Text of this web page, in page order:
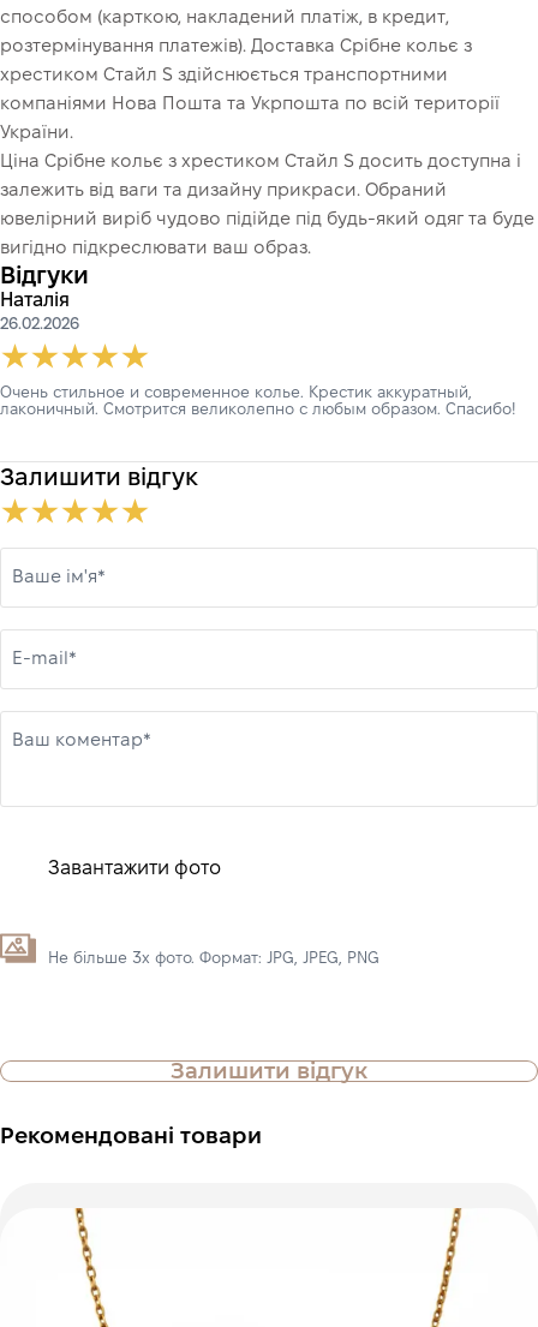
способом (карткою, накладений платіж, в кредит,
розтермінування платежів). Доставка Срібне кольє з
хрестиком Стайл S здійснюється транспортними
компаніями Нова Пошта та Укрпошта по всій території
України.
Ціна Срібне кольє з хрестиком Стайл S досить доступна і
залежить від ваги та дизайну прикраси. Обраний
ювелірний виріб чудово підійде під будь-який одяг та буде
вигідно підкреслювати ваш образ.
Відгуки
Наталія
26.02.2026
Очень стильное и современное колье. Крестик аккуратный,
лаконичный. Смотрится великолепно с любым образом. Спасибо!
Залишити відгук
Ваше ім'я*
E-mail*
Ваш коментар*
Завантажити фото
Не більше 3х фото. Формат: JPG, JPEG, PNG
Залишити відгук
Рекомендовані товари